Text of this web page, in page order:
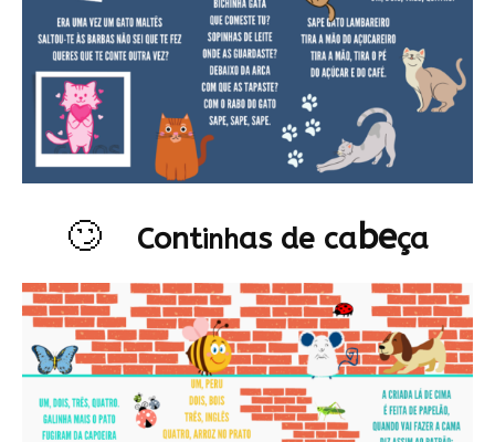
🙄 Continhas de ca beça